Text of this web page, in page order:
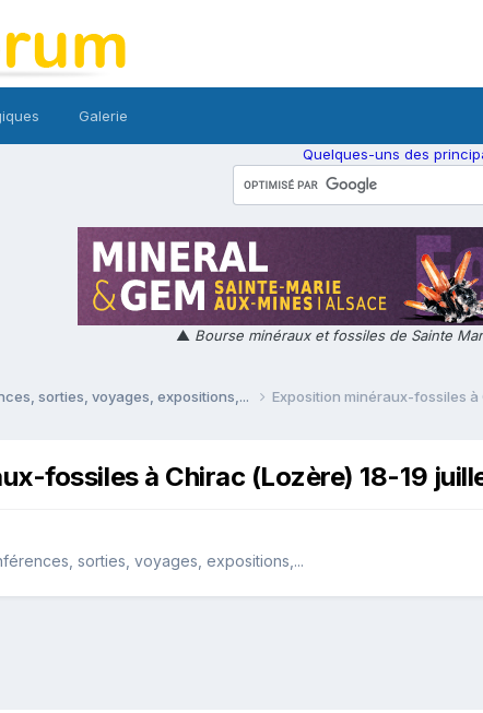
Galerie
Quelques-uns des
▲ Bourse minéraux et fossiles de Sainte
sorties, voyages, expositions,... Exposition minéraux-fossiles
fossiles à Chirac (Lozère) 18-19
sorties, voyages, expositions,...